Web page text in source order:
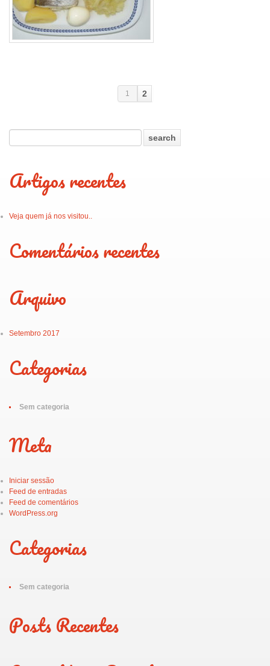
1 2
Artigos recentes
Veja quem já nos visitou..
Comentários recentes
Arquivo
Setembro 2017
Categorias
Sem categoria
Meta
Iniciar sessão
Feed de entradas
Feed de comentários
WordPress.org
Categorias
Sem categoria
Posts Recentes